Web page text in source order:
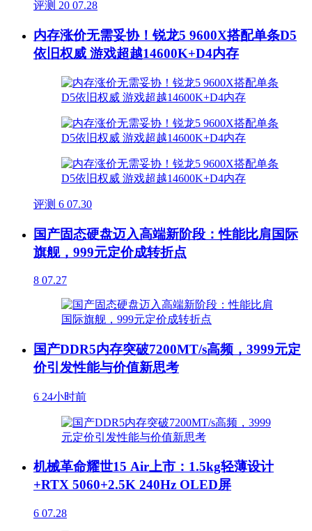
评测 20 07.28
内存涨价无需妥协！锐龙5 9600X搭配单条D5
依旧权威 游戏超越14600K+D4内存
评测 6 07.30
国产固态硬盘迈入高端新阶段：性能比肩国际
旗舰，999元定价成转折点
8 07.27
国产DDR5内存突破7200MT/s高频，3999元定
价引发性能与价值新思考
6 24小时前
机械革命耀世15 Air上市：1.5kg轻薄设计
+RTX 5060+2.5K 240Hz OLED屏
6 07.28